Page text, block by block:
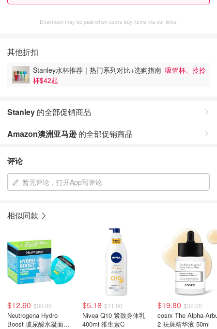
Dealmoon may be paid when users buy items via our links.
其他折扣
Stanley水杯推荐｜热门系列对比+选购指南 吸管杯、拎拎
杯$42起
Stanley 的全部促销商品
Amazon澳洲亚马逊的全部促销商品
评论
暂无评论，打开App写评论
相似同款
$12.60 $30.00
Neutrogena Hydro
Boost 玻尿酸水凝面霜
$5.18 $11.00
Nivea Q10 紧致身体乳
400ml 维生素C
$19.80 $32.00
cosrx The Alpha-
2 祛斑精华液 50ml